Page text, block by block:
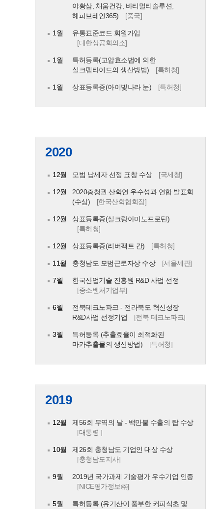
야황삼, 채움건강, 바티멀티솔루션,
해피브레인365)
[중국]
1월
유통표준코드 회원가입
[대한상공회의소]
1월
특허등록(고압효소법에 의한
실크펩타이드의 생산방법)
[특허청]
1월 상표등록증(아이빛나라 눈) [특허청]
2020
12월 모범 납세자 선정 표창 수상 [국세청]
12월
2020충청권 산학연 우수성과 연합 발표회
(수상)
[한국산학협회장]
12월
상표등록증(실크랑아미노프로틴)
[특허청]
12월 상표등록증(리버팩트 간) [특허청]
11월 충청남도 모범근로자상 수상 [서울세관]
7월
한국산업기술 진흥원 R&D 사업 선정
[중소벤처기업부]
6월
전북테크노파크 - 전라북도 혁신성장
R&D사업 선정기업
[전북 테크노파크]
3월
특허등록 (추출효율이 최적화된
마카추출물의 생산방법)
[특허청]
2019
12월
제56회 무역의 날 - 백만불 수출의 탑 수상
[대통령 ]
10월
제26회 충청남도 기업인 대상 수상
[충청남도지사]
9월
2019년 국가과제 기술평가 우수기업 인증
[NICE평가정보㈜]
5월
특허등록 (유기산이 풍부한 커피식초 및